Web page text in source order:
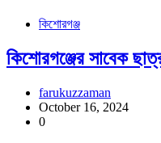
কিশোরগঞ্জ
কিশোরগঞ্জের সাবেক
farukuzzaman
October 16, 2024
0